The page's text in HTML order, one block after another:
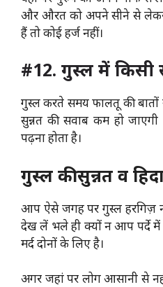
और औरत को अपने सीने से
हैं तो कोई हर्ज नहीं।
#12. गुस्ल में किसी
गुस्ल करते समय फालतू की बातों
सुन्नत की सवाब कम हो
पढ़ना होता है।
गुस्ल की सुन्नत व
आप ऐसे जगह पर गुस्ल हरगिज़
देख लें भले ही क्यों न आप पर्दे
मर्द दोनों के लिए है।
अगर जहां पर लोग आसानी से